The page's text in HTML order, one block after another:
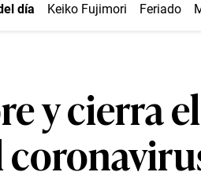
día Keiko Fujimori Feriado
y cierra